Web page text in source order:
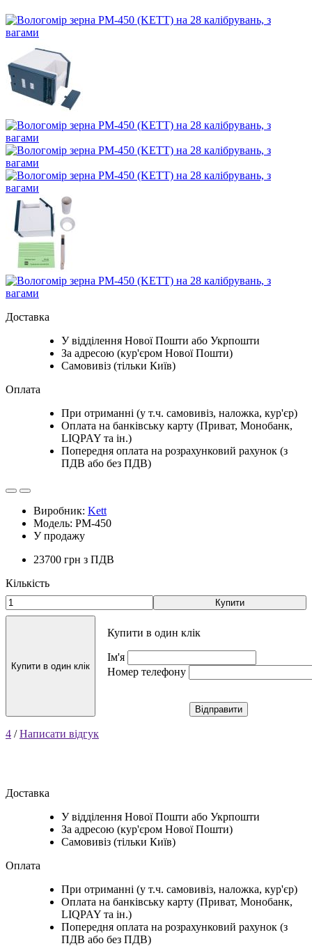
Доставка
У відділення Нової Пошти або Укрпошти
За адресою (кур'єром Нової Пошти)
Самовивіз (тільки Київ)
Оплата
При отриманні (у т.ч. самовивіз, наложка, кур'єр)
Оплата на банківську карту (Приват, Монобанк,
LIQPAY та ін.)
Попередня оплата на розрахунковий рахунок (з
ПДВ або без ПДВ)
Виробник: Kett
Модель: PM-450
У продажу
23700 грн з ПДВ
Кількість
Купити
Купити в один клік
Купити в один клік
Ім'я
Номер телефону
Відправити
4 /Написати відгук
Доставка
У відділення Нової Пошти або Укрпошти
За адресою (кур'єром Нової Пошти)
Самовивіз (тільки Київ)
Оплата
При отриманні (у т.ч. самовивіз, наложка, кур'єр)
Оплата на банківську карту (Приват, Монобанк,
LIQPAY та ін.)
Попередня оплата на розрахунковий рахунок (з
ПДВ або без ПДВ)